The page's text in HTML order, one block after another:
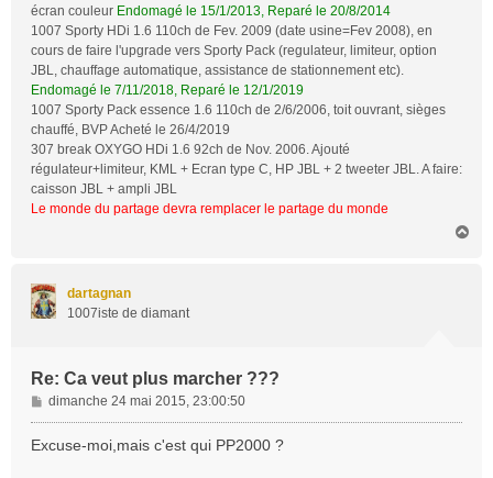
écran couleur Endomagé le 15/1/2013, Reparé le 20/8/2014
1007 Sporty HDi 1.6 110ch de Fev. 2009 (date usine=Fev 2008), en
cours de faire l'upgrade vers Sporty Pack (regulateur, limiteur, option
JBL, chauffage automatique, assistance de stationnement etc).
Endomagé le 7/11/2018, Reparé le 12/1/2019
1007 Sporty Pack essence 1.6 110ch de 2/6/2006, toit ouvrant, sièges
chauffé, BVP Acheté le 26/4/2019
307 break OXYGO HDi 1.6 92ch de Nov. 2006. Ajouté
régulateur+limiteur, KML + Ecran type C, HP JBL + 2 tweeter JBL. A faire:
caisson JBL + ampli JBL
Le monde du partage devra remplacer le partage du monde
dartagnan
1007iste de diamant
Re: Ca veut plus marcher ???
M
e
s
dimanche 24 mai 2015, 23:00:50
Excuse-moi,mais c'est qui PP2000 ?